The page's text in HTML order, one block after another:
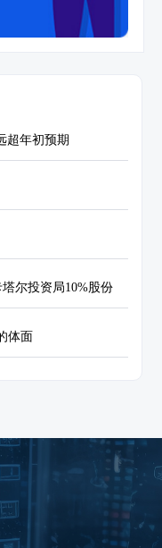
超年初预期
尔投资局10%股份
体面